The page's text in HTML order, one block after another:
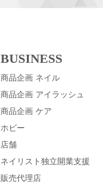
BUSINESS
商品企画 ネイル
商品企画 アイラッシュ
商品企画 ケア
ホビー
店舗
ネイリスト独立開業支援
販売代理店